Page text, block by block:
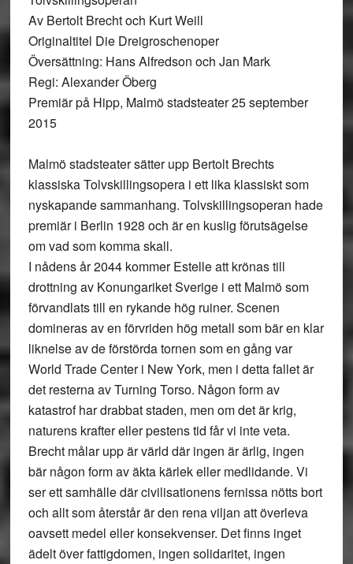
Av Bertolt Brecht och Kurt Weill
Originaltitel Die Dreigroschenoper
Översättning: Hans Alfredson och Jan Mark
Regi: Alexander Öberg
Premiär på Hipp, Malmö stadsteater 25 september
2015
Malmö stadsteater sätter upp Bertolt Brechts
klassiska Tolvskillingsopera i ett lika klassiskt som
nyskapande sammanhang. Tolvskillingsoperan hade
premiär i Berlin 1928 och är en kuslig förutsägelse
om vad som komma skall.
I nådens år 2044 kommer Estelle att krönas till
drottning av Konungariket Sverige i ett Malmö som
förvandlats till en rykande hög ruiner. Scenen
domineras av en förvriden hög metall som bär en klar
liknelse av de förstörda tornen som en gång var
World Trade Center i New York, men i detta fallet är
det resterna av Turning Torso. Någon form av
katastrof har drabbat staden, men om det är krig,
naturens krafter eller pestens tid får vi inte veta.
Brecht målar upp är värld där ingen är ärlig, ingen
bär någon form av äkta kärlek eller medlidande. Vi
ser ett samhälle där civilisationens fernissa nötts bort
och allt som återstår är den rena viljan att överleva
oavsett medel eller konsekvenser. Det finns inget
ädelt över fattigdomen, ingen solidaritet, ingen